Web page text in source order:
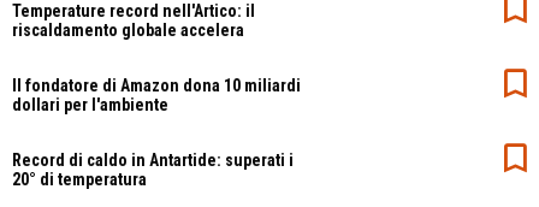
Temperature record nell'Artico: il
riscaldamento globale accelera
Il fondatore di Amazon dona 10 miliardi
dollari per l'ambiente
Record di caldo in Antartide: superati i
20° di temperatura